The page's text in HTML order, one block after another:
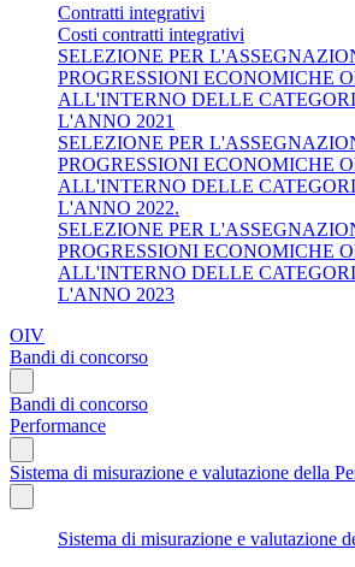
Contratti integrativi
Costi contratti integrativi
SELEZIONE PER
PROGRESSIONI ECONOMICHE
ALL'INTERNO DELLE
L'ANNO 2021
SELEZIONE PER
PROGRESSIONI ECONOMICHE
ALL'INTERNO DELLE
L'ANNO 2022.
SELEZIONE PER
PROGRESSIONI ECONOMICHE
ALL'INTERNO DELLE
L'ANNO 2023
OIV
Bandi di concorso
Bandi di concorso
Performance
Sistema di misurazione e valutazione della
Sistema di misurazione e valutazione